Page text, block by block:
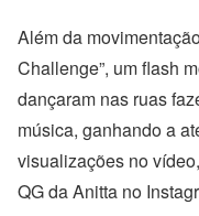
Além da
Challenge”, um flash
dançaram nas ruas
música, ganhando a
visualizações no
QG da Anitta no